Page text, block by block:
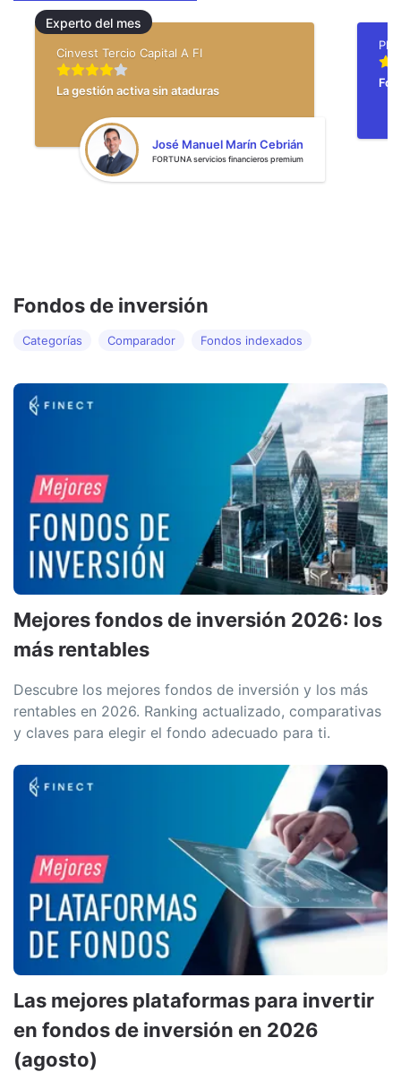
Experto del mes
Cinvest Tercio Capital A FI
La gestión activa sin ataduras
José Manuel Marín Cebrián
FORTUNA servicios financieros premium
Fondos de inversión
Mejores fondos de inversión 2026: los
más rentables
Descubre los mejores fondos de inversión y los más
rentables en 2026. Ranking actualizado, comparativas
y claves para elegir el fondo adecuado para ti.
Las mejores plataformas para invertir
en fondos de inversión en 2026
(agosto)